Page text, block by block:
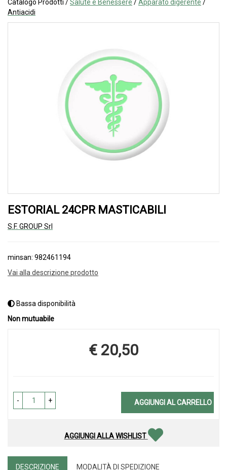
Catalogo Prodotti /Salute e Benessere /Apparato digerente /
Antiacidi
ESTORIAL 24CPR MASTICABILI
S.F. GROUP Srl
minsan: 982461194
Vai alla descrizione prodotto
Bassa disponibilità
Non mutuabile
Prezzo
€ 20,50
- + AGGIUNGI AL CARRELLO
AGGIUNGI ALLA WISHLIST
DESCRIZIONE MODALITÀ DI SPEDIZIONE